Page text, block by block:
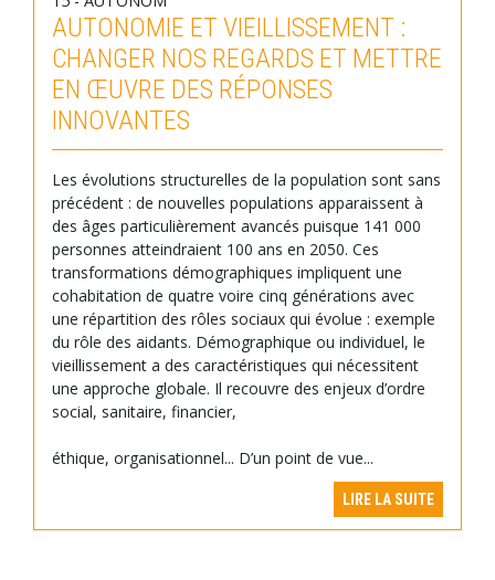
AUTONOMIE ET VIEILLISSEMENT :
CHANGER NOS REGARDS ET METTRE
EN ŒUVRE DES RÉPONSES
INNOVANTES
Les évolutions structurelles de la population sont sans
précédent : de nouvelles populations apparaissent à
des âges particulièrement avancés puisque 141 000
personnes atteindraient 100 ans en 2050. Ces
transformations démographiques impliquent une
cohabitation de quatre voire cinq générations avec
une répartition des rôles sociaux qui évolue : exemple
du rôle des aidants. Démographique ou individuel, le
vieillissement a des caractéristiques qui nécessitent
une approche globale. Il recouvre des enjeux d’ordre
social, sanitaire, financier,
éthique, organisationnel... D’un point de vue...
LIRE LA SUITE